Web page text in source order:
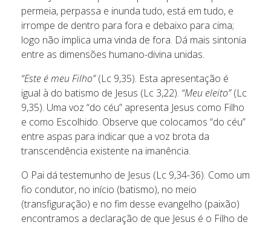
permeia, perpassa e inunda tudo, está em tudo, e
irrompe de dentro para fora e debaixo para cima;
logo não implica uma vinda de fora. Dá mais sintonia
entre as dimensões humano-divina unidas.
“Este é meu Filho”(Lc 9,35). Esta apresentação é
igual à do batismo de Jesus (Lc 3,22). “Meu eleito”(Lc
9,35). Uma voz “do céu” apresenta Jesus como Filho
e como Escolhido. Observe que colocamos “do céu”
entre aspas para indicar que a voz brota da
transcendência existente na imanência.
O Pai dá testemunho de Jesus (Lc 9,34-36). Como um
fio condutor, no início (batismo), no meio
(transfiguração) e no fim desse evangelho (paixão)
encontramos a declaração de que Jesus é o Filho de